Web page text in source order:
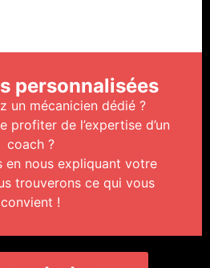
personnalisées
un mécanicien dédié ?
profiter de l’expertise d’un
coach ?
en nous expliquant votre
trouverons ce qui vous
convient !